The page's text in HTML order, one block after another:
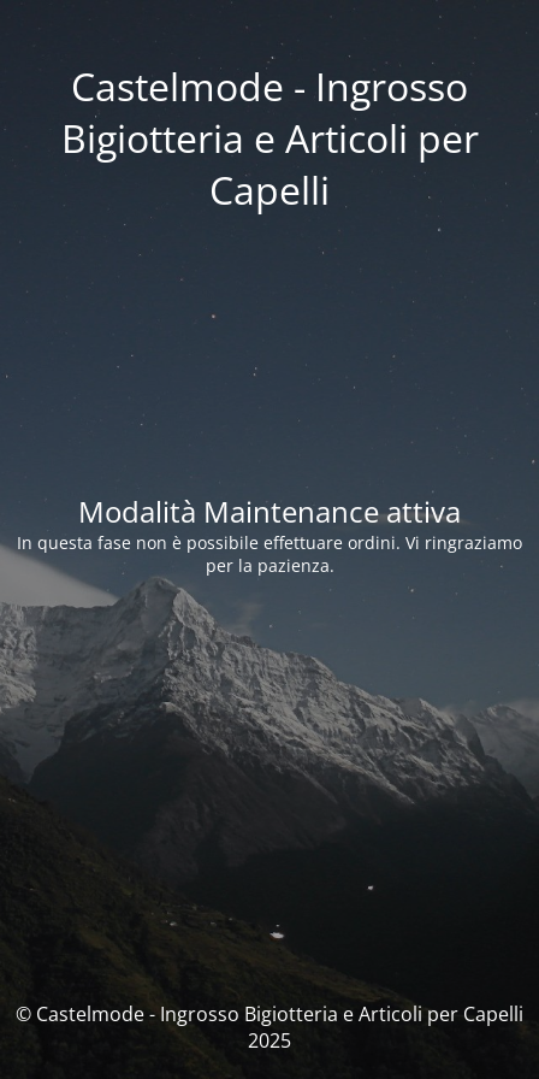
Castelmode - Ingrosso
Bigiotteria e Articoli per
Capelli
Modalità Maintenance attiva
In questa fase non è possibile effettuare ordini. Vi ringraziamo
per la pazienza.
© Castelmode - Ingrosso Bigiotteria e Articoli per Capelli
2025